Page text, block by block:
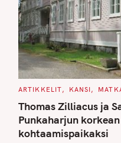
C
T
E
G
O
R
I
ARTIKKELIT KANSI
Thomas Zilliacus ja
Punkaharjun
kohtaamispaikaksi